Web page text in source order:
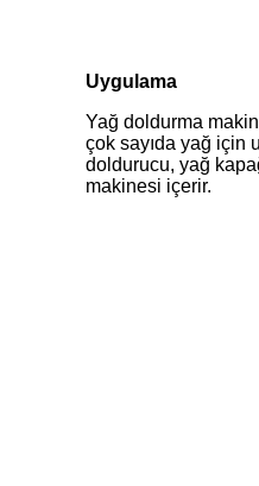
Uygulama
Yağ doldurma
çok sayıda yağ için
doldurucu, yağ
makinesi içerir.